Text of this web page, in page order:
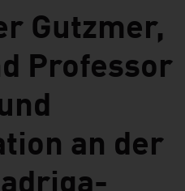
Gutzmer,
Professor
an der